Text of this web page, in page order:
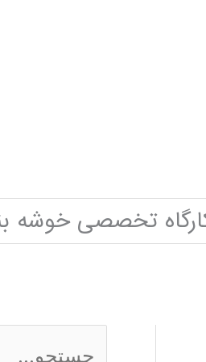
تخصصی خوشه